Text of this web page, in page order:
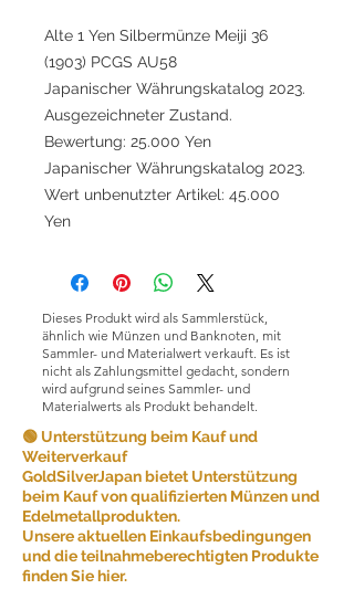
Alte 1 Yen Silbermünze Meiji 36
(1903) PCGS AU58
Japanischer Währungskatalog 2023.
Ausgezeichneter Zustand.
Bewertung: 25.000 Yen
Japanischer Währungskatalog 2023.
Wert unbenutzter Artikel: 45.000
Yen
Dieses Produkt wird als Sammlerstück,
ähnlich wie Münzen und Banknoten, mit
Sammler- und Materialwert verkauft. Es ist
nicht als Zahlungsmittel gedacht, sondern
wird aufgrund seines Sammler- und
Materialwerts als Produkt behandelt.
🟢 Unterstützung beim Kauf und
Weiterverkauf
GoldSilverJapan bietet Unterstützung
beim Kauf von qualifizierten Münzen und
Edelmetallprodukten.
Unsere aktuellen Einkaufsbedingungen
und die teilnahmeberechtigten Produkte
finden Sie hier.